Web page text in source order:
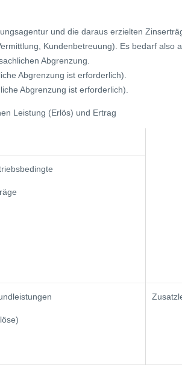
und die daraus erzielten
Kundenbetreuung). Es bedarf also
Abgrenzung.
Abgrenzung ist erforderlich).
Abgrenzung ist erforderlich).
Leistung (Erlös) und Ertrag